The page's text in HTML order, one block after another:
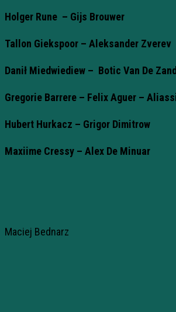
Holger Rune – Gijs Brouwer
Tallon Giekspoor – Aleksander Zverev
Danił Miedwiediew – Botic Van De
Gregorie Barrere – Felix Aguer –
Hubert Hurkacz – Grigor Dimitrow
Maxiime Cressy – Alex De Minuar
Maciej Bednarz